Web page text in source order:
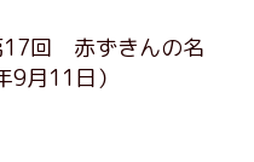
17回 赤ずきんの名
9月11日）